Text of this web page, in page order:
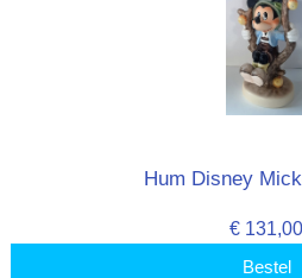
Hum Disney
€ 131,00
Bestel